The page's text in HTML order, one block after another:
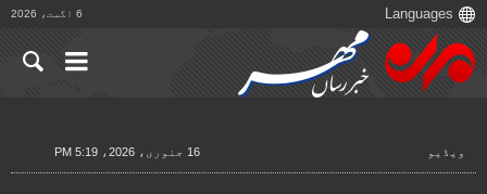
6 اگست، 2026
ویڈیو 16 جنوری، 2026، 5:19 PM